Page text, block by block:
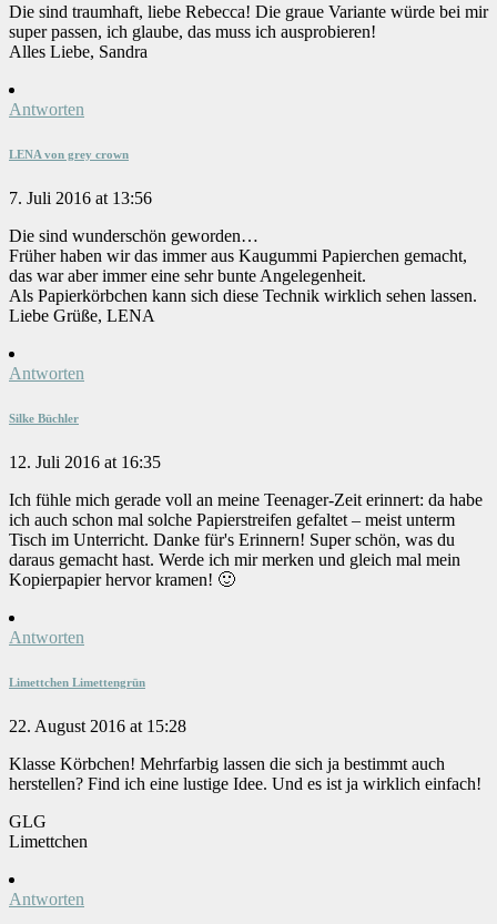
Die sind traumhaft, liebe Rebecca! Die graue Variante würde bei mir
super passen, ich glaube, das muss ich ausprobieren!
Alles Liebe, Sandra
Antworten
LENA von grey crown
7. Juli 2016 at 13:56
Die sind wunderschön geworden…
Früher haben wir das immer aus Kaugummi Papierchen gemacht,
das war aber immer eine sehr bunte Angelegenheit.
Als Papierkörbchen kann sich diese Technik wirklich sehen lassen.
Liebe Grüße, LENA
Antworten
Silke Büchler
12. Juli 2016 at 16:35
Ich fühle mich gerade voll an meine Teenager-Zeit erinnert: da habe
ich auch schon mal solche Papierstreifen gefaltet – meist unterm
Tisch im Unterricht. Danke für's Erinnern! Super schön, was du
daraus gemacht hast. Werde ich mir merken und gleich mal mein
Kopierpapier hervor kramen! 🙂
Antworten
Limettchen Limettengrün
22. August 2016 at 15:28
Klasse Körbchen! Mehrfarbig lassen die sich ja bestimmt auch
herstellen? Find ich eine lustige Idee. Und es ist ja wirklich einfach!
GLG
Limettchen
Antworten